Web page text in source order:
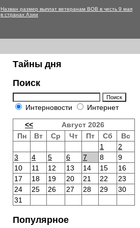
Назван размер выплат ветеранам ВОВ в честь 9 мая
в странах Азии
Тайны дня
Поиск
Интерновости Интернет
<<
Август 2026
Пн
Вт Ср Чт Пт Сб
Вс
1
2
3
4 5 6 7 8
9
10
11 12 13 14 15
16
17
18 19 20 21 22
23
24
25 26 27 28 29
30
31
Популярное